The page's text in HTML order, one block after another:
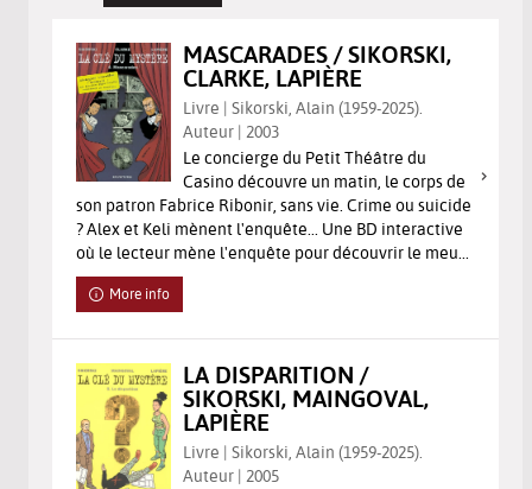
MASCARADES / SIKORSKI,
CLARKE, LAPIÈRE
Livre | Sikorski, Alain (1959-2025).
Auteur | 2003
Le concierge du Petit Théâtre du
Casino découvre un matin, le corps de
son patron Fabrice Ribonir, sans vie. Crime ou suicide
? Alex et Keli mènent l'enquête... Une BD interactive
où le lecteur mène l'enquête pour découvrir le meu...
More info
LA DISPARITION /
SIKORSKI, MAINGOVAL,
LAPIÈRE
Livre | Sikorski, Alain (1959-2025).
Auteur | 2005